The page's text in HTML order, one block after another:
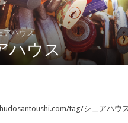
アハウス
ハウス
tag/シェアハウ